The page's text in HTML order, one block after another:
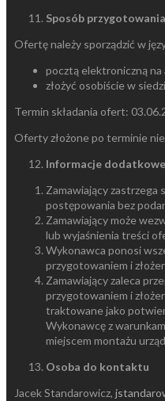
Sposób
Ofertę należy sporządzić w
pocztą elektroniczną
złożyć osobiście w
Termin składania ofert:
Oferty złożone po terminie
Informacje dodatkowe
Zamawiający zastrzega
postępowania bez
Zamawiający może
lub wyjaśnienia treści
Wykonawca ponosi
przygotowaniem i
Zamawiający zaleca
przygotowaniem i
traktowane jako
Wykonawcę z
miejscem montażu
Osoba do kontaktu
Jacek Standarowicz,